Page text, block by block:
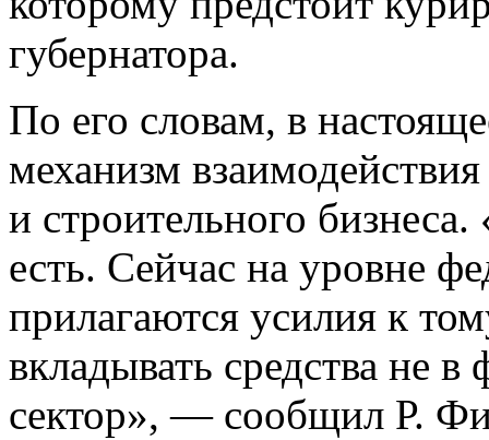
губернатора.
По его словам, в
механизм
и строительного
есть. Сейчас на уровне
прилагаются усилия к
вкладывать средства не
сектор», — сообщил Р.